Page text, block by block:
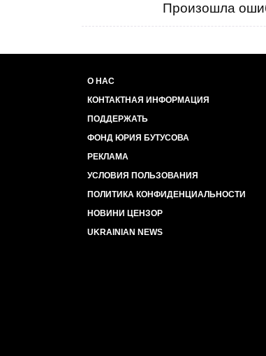
Произошла
О НАС
КОНТАКТНАЯ ИНФОРМАЦИЯ
ПОДДЕРЖАТЬ
ФОНД ЮРИЯ БУТУСОВА
РЕКЛАМА
УСЛОВИЯ ПОЛЬЗОВАНИЯ
ПОЛИТИКА КОНФИДЕНЦИАЛЬНОСТИ
НОВИНИ ЦЕНЗОР
UKRAINIAN NEWS